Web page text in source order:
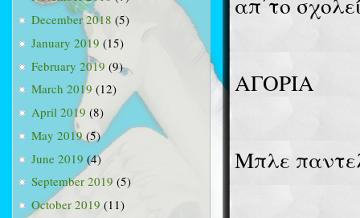
December 2018 (5)
January 2019 (15)
February 2019 (9)
March 2019 (12)
April 2019 (8)
May 2019(5)
June 2019 (4)
September 2019 (5)
October 2019 (11)
ΑΓΟΡΙΑ
Μπλε